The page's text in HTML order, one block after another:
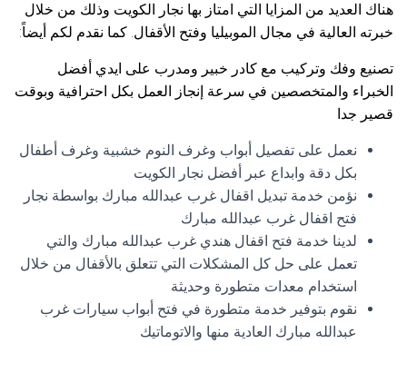
هناك العديد من المزايا التي امتاز بها نجار الكويت وذلك من خلال
خبرته العالية في مجال الموبيليا وفتح الأقفال. كما نقدم لكم أيضاً:
تصنيع وفك وتركيب مع كادر خبير ومدرب على ايدي أفضل
الخبراء والمتخصصين في سرعة إنجاز العمل بكل احترافية وبوقت
قصير جدا
نعمل على تفصيل أبواب وغرف النوم خشبية وغرف أطفال
بكل دقة وابداع عبر أفضل نجار الكويت
نؤمن خدمة تبديل اقفال غرب عبدالله مبارك بواسطة نجار
فتح اقفال غرب عبدالله مبارك
لدينا خدمة فتح اقفال هندي غرب عبدالله مبارك والتي
تعمل على حل كل المشكلات التي تتعلق بالأقفال من خلال
استخدام معدات متطورة وحديثة
نقوم بتوفير خدمة متطورة في فتح أبواب سيارات غرب
عبدالله مبارك العادية منها والاتوماتيك